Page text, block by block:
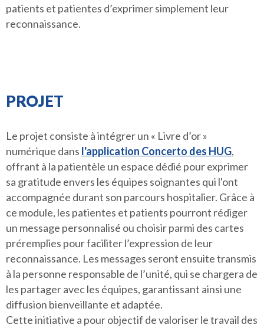
patients et patientes d’exprimer simplement leur
reconnaissance.
PROJET
Le projet consiste à intégrer un « Livre d’or »
numérique dans l'application Concerto des HUG,
offrant à la patientèle un espace dédié pour exprimer
sa gratitude envers les équipes soignantes qui l'ont
accompagnée durant son parcours hospitalier. Grâce à
ce module, les patientes et patients pourront rédiger
un message personnalisé ou choisir parmi des cartes
préremplies pour faciliter l’expression de leur
reconnaissance. Les messages seront ensuite transmis
à la personne responsable de l’unité, qui se chargera de
les partager avec les équipes, garantissant ainsi une
diffusion bienveillante et adaptée.
Cette initiative a pour objectif de valoriser le travail des